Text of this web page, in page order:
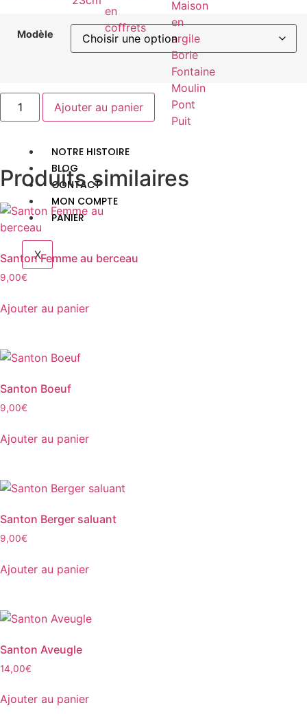
en
coffrets
Maison
en
argile
Borie
Fontaine
Moulin
Pont
Puit
NOTRE HISTOIRE
BLOG
CONTACT
MON COMPTE
PANIER
X
Modèle
Ajouter au panier
Produits similaires
Santon Femme au berceau
9,00€
Ajouter au panier
Santon Boeuf
9,00€
Ajouter au panier
Santon Berger saluant
9,00€
Ajouter au panier
Santon Aveugle
14,00€
Ajouter au panier